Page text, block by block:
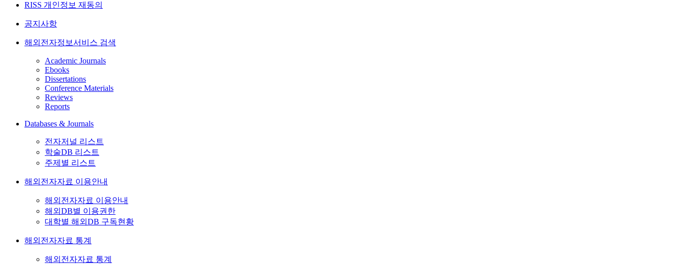
RISS 개인정보 재동의
공지사항
해외전자정보서비스 검색
Academic Journals
Ebooks
Dissertations
Conference Materials
Reviews
Reports
Databases & Journals
전자저널 리스트
학술DB 리스트
주제별 리스트
해외전자자료 이용안내
해외전자자료 이용안내
해외DB별 이용권한
대학별 해외DB 구독현황
해외전자자료 통계
해외전자자료 통계